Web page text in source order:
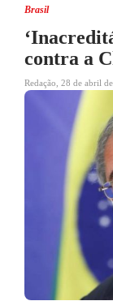
Brasil
contra a
Redação 28 de abril